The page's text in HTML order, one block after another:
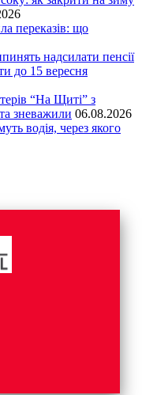
переказів: що
надсилати пенсії
до 15 вересня
“На Щиті” з
зневажили 06.08.2026
водія, через якого